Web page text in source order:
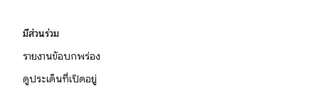
มีส่วนร่วม
รายงานข้อบกพร่อง
ดูประเด็นที่เปิดอยู่